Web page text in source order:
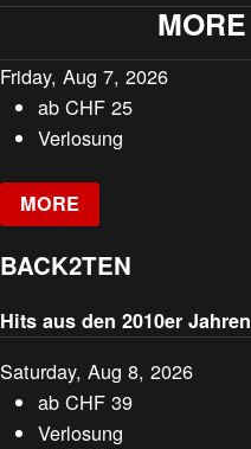
Friday, Aug 7, 2026
abCHF 25
Verlosung
MORE
BACK2TEN
Hits aus den 2010er Jahren
Saturday, Aug 8, 2026
abCHF 39
Verlosung